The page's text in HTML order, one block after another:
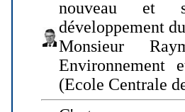
nouveau et
développement
Monsieur
Environnement
(Ecole Centrale